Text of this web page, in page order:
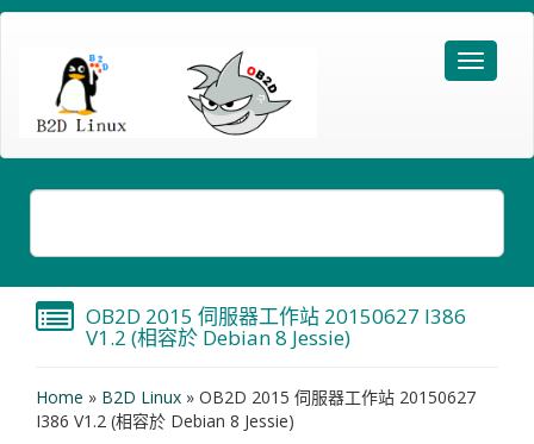
OB2D 2015 伺服器工作站 20150627 I386
V1.2 (相容於 Debian 8 Jessie)
Home » B2D Linux » OB2D 2015 伺服器工作站 20150627
I386 V1.2 (相容於 Debian 8 Jessie)